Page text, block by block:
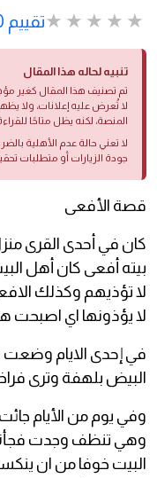
تقييم 0 من 5.
تنبيه لحاله هذا المقال
تم تصنيف هذا المقال كغير
لا تُعرض عليه إعلانات، ولا
المنصة، لكنه يظل متاحًا
لا تعني حالة عدم الأهلية
جودة الزيارات أو متطلبات
قصة الأفعى
كان في أحدى القرى
بيته أفعى كان أهل
لا تؤذيهم وكذلك
لا يؤذونها اي اصبحت
في إحدى الايام
البيض بلهفة وترى
وفي يوم من الأيام
وهي تنظف وجدت
البيت خوفا من ان